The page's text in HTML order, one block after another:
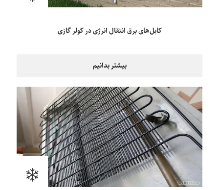
کابل‌های برق انتقال انرژی در کولر گازی
بیشتر بدانیم